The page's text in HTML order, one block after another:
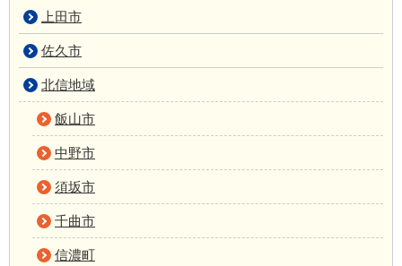
上田市
佐久市
北信地域
飯山市
中野市
須坂市
千曲市
信濃町